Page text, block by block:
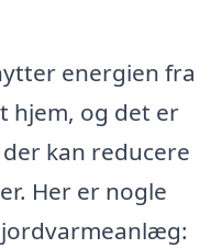
energien fra
hjem, og det er
kan reducere
Her er nogle